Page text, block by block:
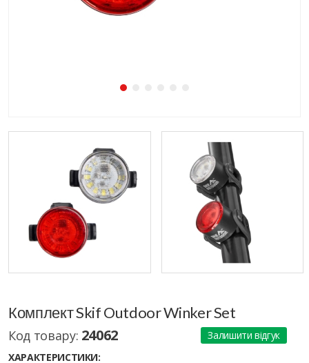
Комплект Skif Outdoor Winker Set
Код товару: 24062
Залишити відгук
ХАРАКТЕРИСТИКИ: